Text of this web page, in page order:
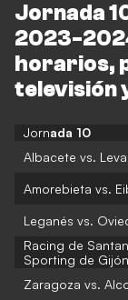
Jornada
2023-
horarios,
televisión
Jornada 10
Albacete vs.
Amorebieta vs.
Leganés vs.
Racing de
Sporting de Gijón
Zaragoza vs.